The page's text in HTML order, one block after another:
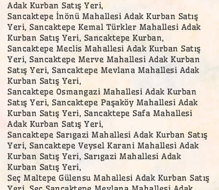
Adak Kurban Satış Yeri,
Sancaktepe İnönü Mahallesi Adak Kurban Satış
Yeri, Sancaktepe Kemal Türkler Mahallesi Adak
Kurban Satış Yeri, Sancaktepe Kurban,
Sancaktepe Meclis Mahallesi Adak Kurban Satış
Yeri, Sancaktepe Merve Mahallesi Adak Kurban
Satış Yeri, Sancaktepe Mevlana Mahallesi Adak
Kurban Satış Yeri,
Sancaktepe Osmangazi Mahallesi Adak Kurban
Satış Yeri, Sancaktepe Paşaköy Mahallesi Adak
Kurban Satış Yeri, Sancaktepe Safa Mahallesi
Adak Kurban Satış Yeri,
Sancaktepe Sarıgazi Mahallesi Adak Kurban Satış
Yeri, Sancaktepe Veysel Karani Mahallesi Adak
Kurban Satış Yeri, Sarıgazi Mahallesi Adak
Kurban Satış Yeri,
Seç Maltepe Gülensu Mahallesi Adak Kurban Satış